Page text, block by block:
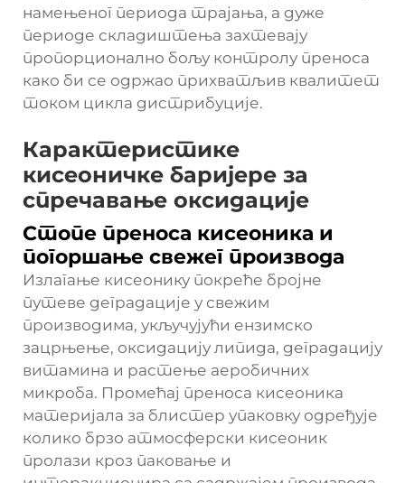
намењеног периода трајања, а дуже
периоде складиштења захтевају
пропорционално бољу контролу преноса
како би се одржао прихватљив квалитет
током цикла дистрибуције.
Карактеристике
кисеоничке баријере за
спречавање оксидације
Стопе преноса кисеоника и
погоршање свежег производа
Излагање кисеонику покреће бројне
путеве деградације у свежим
производима, укључујући ензимско
зацрњење, оксидацију липида, деградацију
витамина и растење аеробичних
микроба. Промећај преноса кисеоника
материјала за блистер упаковку одређује
колико брзо атмосферски кисеоник
пролази кроз паковање и